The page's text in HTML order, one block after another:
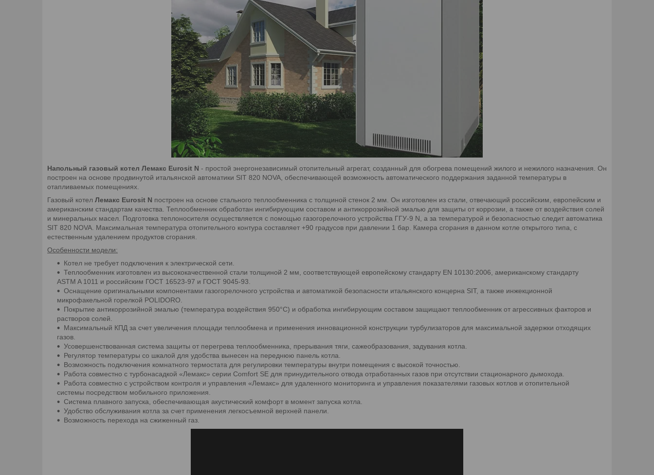
Напольный газовый котел Лемакс Eurosit N - простой энергонезависимый отопительный агрегат, созданный для обогрева помещений жилого и нежилого назначения. Он
построен на основе продвинутой итальянской автоматики SIT 820 NOVA, обеспечивающей возможность автоматического поддержания заданной температуры в
отапливаемых помещениях.
Газовый котел Лемакс Eurosit N построен на основе стального теплообменника с толщиной стенок 2 мм. Он изготовлен из стали, отвечающий российским, европейским и
американским стандартам качества. Теплообменник обработан ингибирующим составом и антикоррозийной эмалью для защиты от коррозии, а также от воздействия солей
и минеральных масел. Подготовка теплоносителя осуществляется с помощью газогорелочного устройства ГГУ-9 N, а за температурой и безопасностью следит автоматика
SIT 820 NOVA. Максимальная температура отопительного контура составляет +90 градусов при давлении 1 бар. Камера сгорания в данном котле открытого типа, с
естественным удалением продуктов сгорания.
Особенности модели:
Котел не требует подключения к электрической сети.
Теплообменник изготовлен из высококачественной стали толщиной 2 мм, соответствующей европейскому стандарту EN 10130:2006, американскому стандарту
ASTM A 1011 и российским ГОСТ 16523-97 и ГОСТ 9045-93.
Оснащение оригинальными компонентами газогорелочного устройства и автоматикой безопасности итальянского концерна SIT, а также инжекционной
микрофакельной горелкой POLIDORO.
Покрытие антикоррозийной эмалью (температура воздействия 950°С) и обработка ингибирующим составом защищают теплообменник от агрессивных факторов и
растворов солей.
Максимальный КПД за счет увеличения площади теплообмена и применения инновационной конструкции турбулизаторов для максимальной задержки отходящих
газов.
Усовершенствованная система защиты от перегрева теплообменника, прерывания тяги, сажеобразования, задувания котла.
Регулятор температуры со шкалой для удобства вынесен на переднюю панель котла.
Возможность подключения комнатного термостата для регулировки температуры внутри помещения с высокой точностью.
Работа совместно с турбонасадкой «Лемакс» серии Comfort SE для принудительного отвода отработанных газов при отсутствии стационарного дымохода.
Работа совместно с устройством контроля и управления «Лемакс» для удаленного мониторинга и управления показателями газовых котлов и отопительной
системы посредством мобильного приложения.
Система плавного запуска, обеспечивающая акустический комфорт в момент запуска котла.
Удобство обслуживания котла за счет применения легкосъемной верхней панели.
Возможность перехода на сжиженный газ.